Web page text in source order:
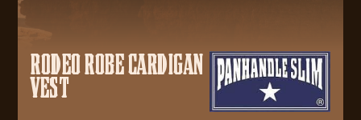
RODEO ROBE CARDIGAN
VEST